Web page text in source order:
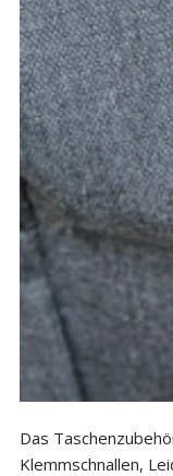
Das
Klemmschnallen,